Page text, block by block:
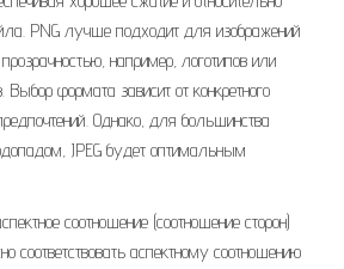
PNG лучше подходит для изображений
например, логотипов или
Выбор формата зависит от конкретного
Однако, для большинства
JPEG будет оптимальным
соотношение (соотношение сторон)
соответствовать аспектному соотношению